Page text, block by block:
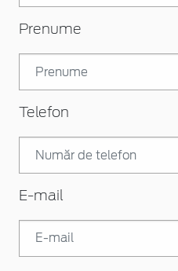
Prenume
Telefon
E-mail